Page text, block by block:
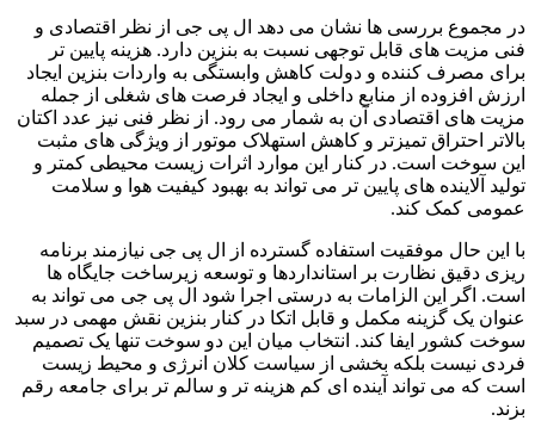
در مجموع بررسی ها نشان می دهد ال پی جی از نظر اقتصادی و
فنی مزیت های قابل توجهی نسبت به بنزین دارد. هزینه پایین تر
برای مصرف کننده و دولت کاهش وابستگی به واردات بنزین ایجاد
ارزش افزوده از منابع داخلی و ایجاد فرصت های شغلی از جمله
مزیت های اقتصادی آن به شمار می رود. از نظر فنی نیز عدد اکتان
بالاتر احتراق تمیزتر و کاهش استهلاک موتور از ویژگی های مثبت
این سوخت است. در کنار این موارد اثرات زیست محیطی کمتر و
تولید آلاینده های پایین تر می تواند به بهبود کیفیت هوا و سلامت
عمومی کمک کند.
با این حال موفقیت استفاده گسترده از ال پی جی نیازمند برنامه
ریزی دقیق نظارت بر استانداردها و توسعه زیرساخت جایگاه ها
است. اگر این الزامات به درستی اجرا شود ال پی جی می تواند به
عنوان یک گزینه مکمل و قابل اتکا در کنار بنزین نقش مهمی در سبد
سوخت کشور ایفا کند. انتخاب میان این دو سوخت تنها یک تصمیم
فردی نیست بلکه بخشی از سیاست کلان انرژی و محیط زیست
است که می تواند آینده ای کم هزینه تر و سالم تر برای جامعه رقم
بزند.